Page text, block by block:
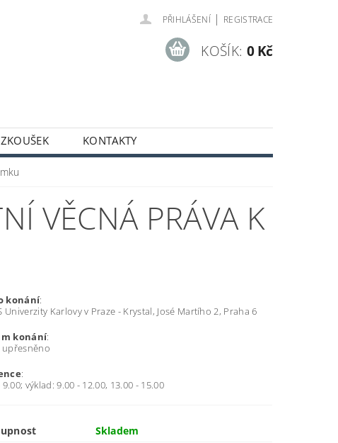
PŘIHLÁŠENÍ | REGISTRACE
KOŠÍK: 0 Kč
KONTAKTY
VĚCNÁ PRÁVA K
konání:
Univerzity Karlovy v Praze - Krystal, José Martího 2, Praha 6
konání:
upřesněno
:
9.00; výklad: 9.00 - 12.00, 13.00 - 15.00
Skladem